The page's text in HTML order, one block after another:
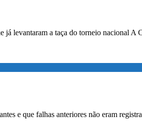
levantaram a taça do torneio nacional A
e que falhas anteriores não eram